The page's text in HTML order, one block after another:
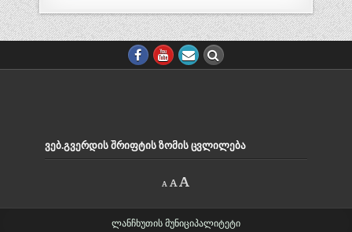
ᲕᲔᲑ.ᲒᲕᲔᲠᲓᲘᲡ ᲨᲠᲘᲤᲢᲘᲡ ᲖᲝᲛᲘᲡ ᲪᲕᲚᲘᲚᲔᲑᲐ
A
Decrease
font
A Reset
size.
A
size.
ლანჩხუთის მუნიციპალიტეტი